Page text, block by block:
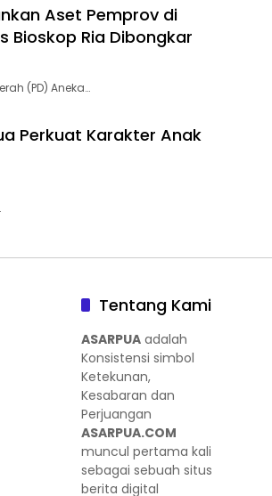
Aset Pemprov di
Bioskop Ria Dibongkar
(PD) Aneka…
Perkuat Karakter Anak
Tentang Kami
ASARPUA adalah
Konsistensi simbol
Ketekunan,
Kesabaran dan
Perjuangan
ASARPUA.COM
muncul pertama kali
sebagai sebuah situs
berita digital